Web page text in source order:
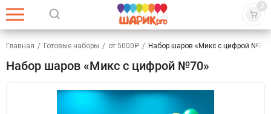
0
Главная / Готовые наборы / от 5000₽ / Набор шаров «Микс с цифрой №70»
Набор шаров «Микс с цифрой №70»